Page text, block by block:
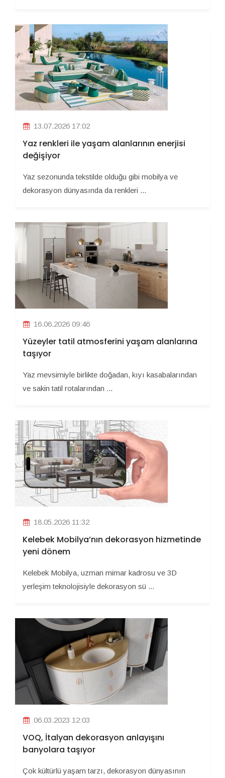
13.07.2026 17:02
Yaz renkleri ile yaşam alanlarının enerjisi
değişiyor
Yaz sezonunda tekstilde olduğu gibi mobilya ve
dekorasyon dünyasında da renkleri ...
16.06.2026 09:46
Yüzeyler tatil atmosferini yaşam alanlarına
taşıyor
Yaz mevsimiyle birlikte doğadan, kıyı kasabalarından
ve sakin tatil rotalarından ...
18.05.2026 11:32
Kelebek Mobilya’nın dekorasyon hizmetinde
yeni dönem
Kelebek Mobilya, uzman mimar kadrosu ve 3D
yerleşim teknolojisiyle dekorasyon sü ...
06.03.2023 12:03
VOQ, İtalyan dekorasyon anlayışını
banyolara taşıyor
Çok kültürlü yaşam tarzı, dekorasyon dünyasının